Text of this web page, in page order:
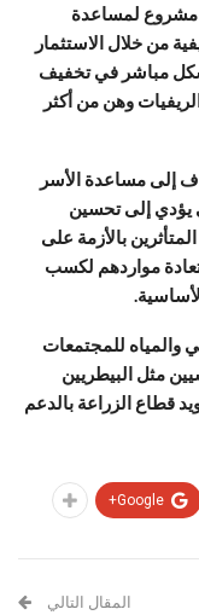
مشروع لمساعدة
من خلال الاستثمار
مباشر في تخفيف
وهن من أكثر
إلى مساعدة الأسر
يؤدي إلى تحسين
بالأزمة على
مواردهم لكسب
والمياه للمجتمعات
مثل البيطريين
قطاع الزراعة بالدعم
Google+
المقال التالي